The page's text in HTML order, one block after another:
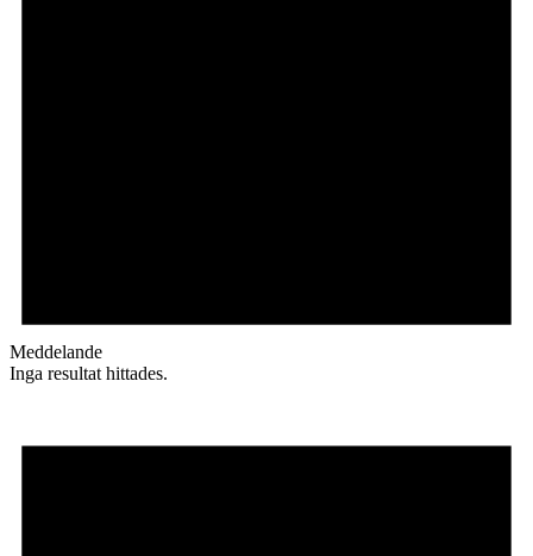
Meddelande
Inga resultat hittades.